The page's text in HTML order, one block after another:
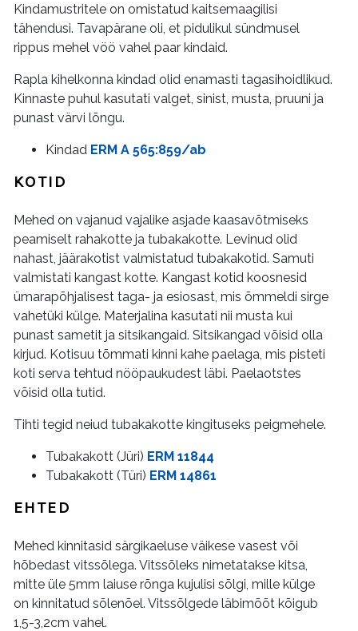
Kindamustritele on omistatud kaitsemaagilisi
tähendusi. Tavapärane oli, et pidulikul sündmusel
rippus mehel vöö vahel paar kindaid.
Rapla kihelkonna kindad olid enamasti tagasihoidlikud.
Kinnaste puhul kasutati valget, sinist, musta, pruuni ja
punast värvi lõngu.
Kindad ERM A 565:859/ab
KOTID
Mehed on vajanud vajalike asjade kaasavõtmiseks
peamiselt rahakotte ja tubakakotte. Levinud olid
nahast, jäärakotist valmistatud tubakakotid. Samuti
valmistati kangast kotte. Kangast kotid koosnesid
ümarapõhjalisest taga- ja esiosast, mis õmmeldi sirge
vahetüki külge. Materjalina kasutati nii musta kui
punast sametit ja sitsikangaid. Sitsikangad võisid olla
kirjud. Kotisuu tõmmati kinni kahe paelaga, mis pisteti
koti serva tehtud nööpaukudest läbi. Paelaotstes
võisid olla tutid.
Tihti tegid neiud tubakakotte kingituseks peigmehele.
Tubakakott (Jüri) ERM 11844
Tubakakott (Türi) ERM 14861
EHTED
Mehed kinnitasid särgikaeluse väikese vasest või
hõbedast vitssõlega. Vitssõleks nimetatakse kitsa,
mitte üle 5mm laiuse rõnga kujulisi sõlgi, mille külge
on kinnitatud sõlenõel. Vitssõlgede läbimõõt kõigub
1,5-3,2cm vahel.